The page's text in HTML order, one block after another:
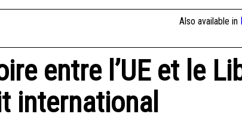
Also available in
entre l’UE et le
international